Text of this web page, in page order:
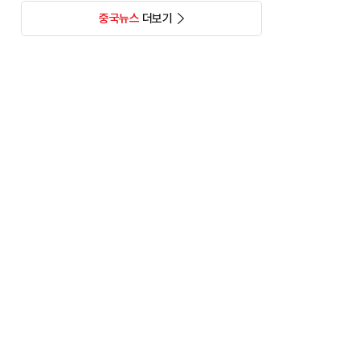
중국뉴스더보기